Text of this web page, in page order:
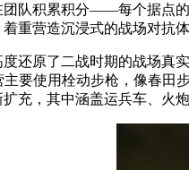
队积累积分——每个据点
重营造沉浸式的战场对抗
度还原了二战时期的战场
要使用栓动步枪，像春田
充，其中涵盖运兵车、火